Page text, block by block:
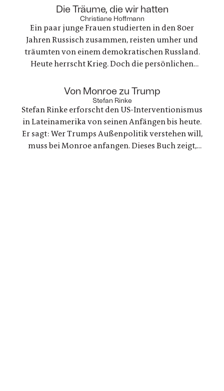
anderes heraus. Es geht um nichts weniger als die
große Frage nach Gerechtigkeit. Eine
nervenaufreibende Ermittlung beginnt
Die Träume, die wir hatten
Christiane Hoffmann
Ein paar junge Frauen studierten in den 80er
Jahren Russisch zusammen, reisten umher und
träumten von einem demokratischen Russland.
Heute herrscht Krieg. Doch die persönlichen
gerade als eine der Frauen stirbt. Ein Buch über
Trauer und Hoffnung in deutsch-ukranisch-
russischen Beziehungen
Von Monroe zu Trump
Stefan Rinke
Stefan Rinke erforscht den US-Interventionismus
in Lateinamerika von seinen Anfängen bis heute.
Er sagt: Wer Trumps Außenpolitik verstehen will,
muss bei Monroe anfangen. Dieses Buch zeigt,